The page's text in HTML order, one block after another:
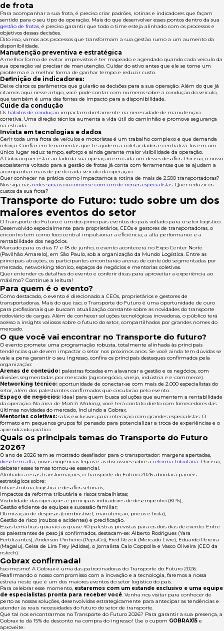
de frota
Para acompanhar a sua frota, é preciso criar padrões, rotinas e indicadores que façam
sentido para o seu tipo de operação. Mais do que desenvolver esses pontos dentro da sua
gestão de frotas, é preciso garantir que todo o time esteja alinhado com os processos e
objetivos dessas decisões.
Dito isso, vamos aos processos que transformam a sua gestão rumo a um aumento da
disponibilidade.
Manutenção preventiva e estratégica
A melhor forma de evitar imprevistos é ter mapeado e agendado quando cada veículo da
sua operação vai precisar de manutenção. Cuidar do ativo antes que ele se torne um
problema é a melhor forma de ganhar tempo e reduzir custo.
Definição de indicadores:
Deixe claros os parâmetros que guiarão as decisões para a sua operação. Além do que já
citamos aqui nesse artigo, você pode contar com números sobre a condução do veículo,
que também é uma das fontes de impacto para a disponibilidade.
Cuide da condução
Os hábitos de condução impactam diretamente na necessidade de manutenção
corretiva. Uma direção técnica aumenta a vida útil do caminhão e promove segurança
na estrada.
Invista em tecnologias e dados
Gerir toda uma frota de veículos e motoristas é um trabalho complexo e que demanda
reforço. Confiar em ferramentas que te ajudem a coletar dados e centralizá-los em um
único lugar reduz tempo, esforço e ainda garante maior visibilidade da operação.
A Gobrax quer estar ao lado da sua operação em cada um desses desafios. Por isso, o nosso
ecossistema voltado para a gestão de frotas já conta com ferramentas que te ajudam a
acompanhar mais de perto cada veículo da operação.
Quer conhecer na prática como impactamos a rotina de mais de 2.500 transportadoras?
Nos siga nas redes sociais ou converse com um de nossos especialistas. Quer reduzir os
custos da sua frota?
Transporte do Futuro: tudo sobre um dos
maiores eventos do setor
O Transporte do Futuro é um dos principais eventos do país voltado para o setor logístico.
Desenvolvido especialmente para proprietários, CEOs e gestores de transportadoras, o
encontro tem como foco central impulsionar a eficiência, a alta performance e a
rentabilidade dos negócios.
Marcado para os dias 17 e 18 de junho, o evento acontecerá no Expo Center Norte
(Pavilhão Amarelo), em São Paulo, sob a organização da Mundo Logística. Entre as
principais atrações, os participantes encontrarão arenas de conteúdo segmentadas por
mercado, networking técnico, espaços de negócios e mentorias coletivas.
Quer entender os detalhes do evento e conferir dicas para aproveitar a experiência ao
máximo? Continue a leitura!
Para quem é o evento?
Como destacado, o evento é direcionado a CEOs, proprietários e gestores de
transportadoras. Mais do que isso, o Transporte do Futuro é uma oportunidade de ouro
para profissionais que buscam atualização constante sobre as novidades do transporte
rodoviário de cargas. Além de conhecer soluções tecnológicas inovadoras, o público terá
acesso a insights valiosos sobre o futuro do setor, compartilhados por grandes nomes do
mercado.
O que você vai encontrar no Transporte do futuro?
O evento promete uma programação robusta, totalmente alinhada às principais
tendências que devem impactar o setor nos próximos anos. Se você ainda tem dúvidas se
vale a pena garantir o seu ingresso, confira os principais destaques confirmados pela
organização:
Arenas de conteúdo: palestras focadas em alavancar a gestão e os negócios, com
divisões segmentadas por mercado (agronegócio, varejo, indústria e e-commerce).
Networking técnico: oportunidade de conectar-se com mais de 2.000 especialistas do
setor, além dos palestrantes confirmados que circularão pelo evento.
Espaço de negócios: ideal para quem busca soluções que aumentem a rentabilidade
da operação. Na área de Match Making, você terá contato direto com fornecedores das
últimas novidades do mercado, incluindo a Gobrax.
Mentorias coletivas: salas exclusivas para interação com grandes especialistas. O
formato em pequenos grupos foi pensado para potencializar a troca de experiências e o
aprendizado prático.
Quais os principais temas do Transporte do Futuro
2026?
O ano de 2026 tem se mostrado desafiador para o transportador: margens apertadas,
diesel em alta, novas exigências legais e as discussões sobre a reforma tributária. Por isso,
debater esses temas tornou-se essencial.
Alinhado a essas transformações, o Transporte do Futuro 2026 abordará painéis
estratégicos sobre:
Infraestrutura logística e desafios setoriais;
Impactos da reforma tributária e riscos trabalhistas;
Visibilidade das operações e principais indicadores de desempenho (KPIs);
Gestão eficiente de equipes e sucessão familiar;
Otimização de despesas (combustível, manutenção, pneus e frota);
Gestão de risco (roubos e acidentes) e precificação.
Essas temáticas guiarão as quase 40 palestras previstas para os dois dias de evento. Entre
os palestrantes de peso já confirmados, destacam-se: Alberto Rodrigues (Yara
Fertilizantes), Anderson Pinheiro (PepsiCo), Fred Rezek (Mercado Livre), Eduardo Pereira
(Magalu), Geisa de Lira Frey (Adidas), o jornalista Caio Coppolla e Vasco Oliveira (CEO da
nstech).
Gobrax confirmada!
Isso mesmo! A Gobrax é uma das patrocinadoras do Transporte do Futuro 2026.
Reafirmando o nosso compromisso com a inovação e a tecnologia, faremos a nossa
estreia neste que é um dos maiores eventos do setor logístico do país.
Para celebrar esse momento, estaremos com um estande exclusivo e uma equipe
de especialistas pronta para receber você. Venha nos visitar para conhecer de
perto as nossas soluções, desenvolvidas estrategicamente para antecipar as tendências e
atender às reais necessidades do futuro do setor de transporte.
Que tal nos encontrarmos no Transporte do Futuro 2026? Para garantir a sua presença, a
Gobrax te dá 15% de desconto na compra do ingresso! Use o cupom GOBRAX15 e
aproveite.